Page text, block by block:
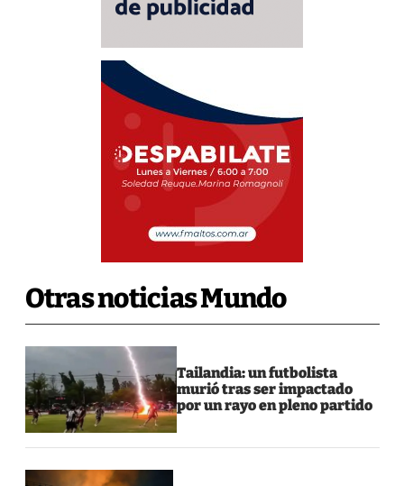
Otras noticias Mundo
Tailandia: un futbolista
murió tras ser impactado
por un rayo en pleno partido